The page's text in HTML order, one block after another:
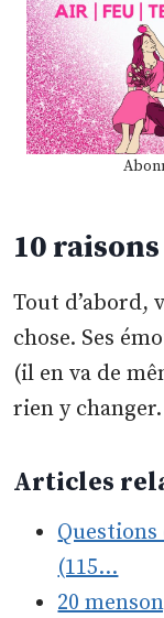
10
Tout d’abord,
chose. Ses
(il en va de
rien y
Articles
(115…
20